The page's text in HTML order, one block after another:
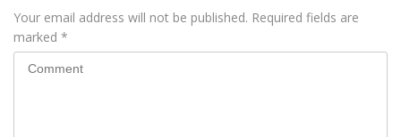
Your email address will not be published. Required fields are
marked *